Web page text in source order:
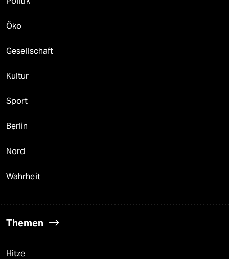
Öko
Gesellschaft
Kultur
Sport
Berlin
Nord
Wahrheit
Themen
Hitze